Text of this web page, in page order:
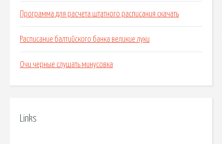
Программа для расчета штатного расписания скачать
Расписание балтийского банка великие луки
Очи черные слушать минусовка
Links